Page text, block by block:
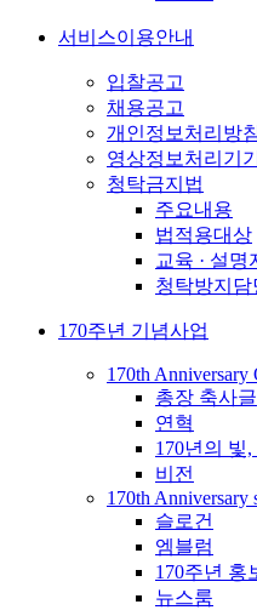
서비스이용안내
입찰공고
채용공고
개인정보처리방
영상정보처리기
청탁금지법
주요내용
법적용대상
교육 · 설명
청탁방지담
170주년 기념사업
170th Anniversary
총장 축사글
연혁
170년의 빛
비전
170th Anniversary
슬로건
엠블럼
170주년 홍
뉴스룸